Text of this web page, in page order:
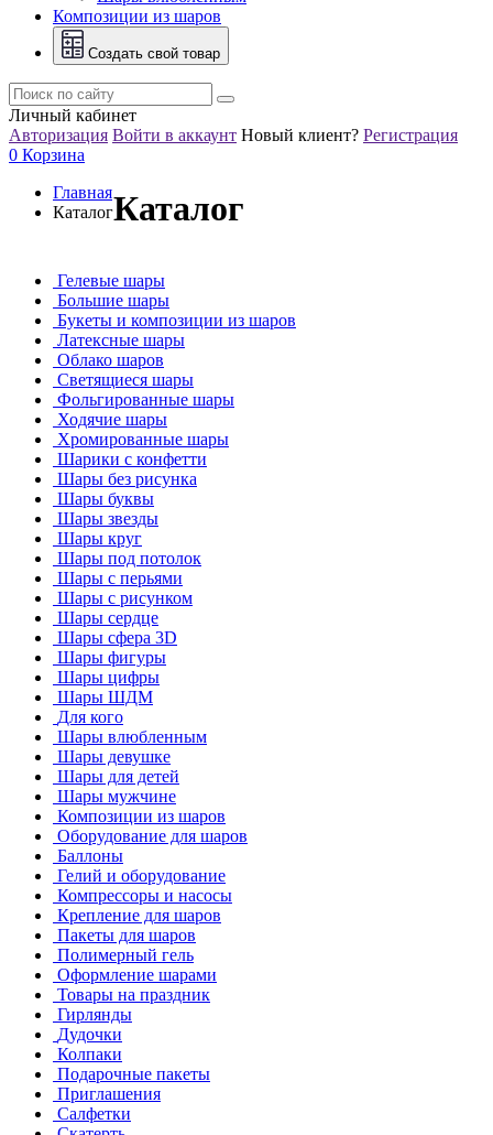
Композиции из шаров
Создать свой товар
Личный кабинет
Авторизация Войти в аккаунт Новый клиент? Регистрация
0 Корзина
Главная
КаталогКаталог
Гелевые шары
Большие шары
Букеты и композиции из шаров
Латексные шары
Облако шаров
Светящиеся шары
Фольгированные шары
Ходячие шары
Хромированные шары
Шарики с конфетти
Шары без рисунка
Шары буквы
Шары звезды
Шары круг
Шары под потолок
Шары с перьями
Шары с рисунком
Шары сердце
Шары сфера 3D
Шары фигуры
Шары цифры
Шары ШДМ
Для кого
Шары влюбленным
Шары девушке
Шары для детей
Шары мужчине
Композиции из шаров
Оборудование для шаров
Баллоны
Гелий и оборудование
Компрессоры и насосы
Крепление для шаров
Пакеты для шаров
Полимерный гель
Оформление шарами
Товары на праздник
Гирлянды
Дудочки
Колпаки
Подарочные пакеты
Приглашения
Салфетки